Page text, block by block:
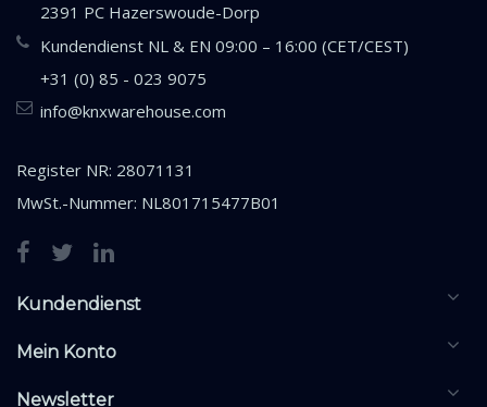
2391 PC Hazerswoude-Dorp
Kundendienst NL & EN 09:00 – 16:00 (CET/CEST)
+31 (0) 85 - 023 9075
info@knxwarehouse.com
Register NR: 28071131
MwSt.-Nummer: NL801715477B01
Kundendienst
Mein Konto
Newsletter